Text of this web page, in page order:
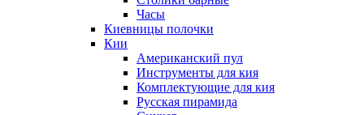
Часы
Киевницы полочки
Кии
Американский пул
Инструменты для кия
Комплектующие для кия
Русская пирамида